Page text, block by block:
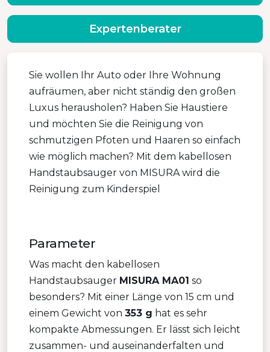
Sie wollen Ihr Auto oder Ihre Wohnung
aufräumen, aber nicht ständig den großen
Luxus herausholen? Haben Sie Haustiere
und möchten Sie die Reinigung von
schmutzigen Pfoten und Haaren so einfach
wie möglich machen? Mit dem kabellosen
Handstaubsauger von MISURA wird die
Reinigung zum Kinderspiel
Parameter
Was macht den kabellosen
Handstaubsauger MISURA MA01 so
besonders? Mit einer Länge von 15 cm und
einem Gewicht von 353 g hat es sehr
kompakte Abmessungen. Er lässt sich leicht
zusammen- und auseinanderfalten und
Expertenberater